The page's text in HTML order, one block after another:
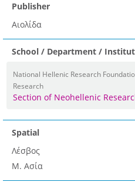
Publisher
Αιολίδα
School / Department /
National Hellenic Research
Research
Section of Neohellenic
Spatial
Λέσβος
Μ. Ασία